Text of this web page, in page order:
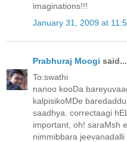
imaginations!!!
January 31, 2009 at
Prabhuraj Moogi said...
To:swathi
nanoo kooDa
kalpisikoMDe
saadhya. correctaagi
important, oh! saraMsh
nimmibbara